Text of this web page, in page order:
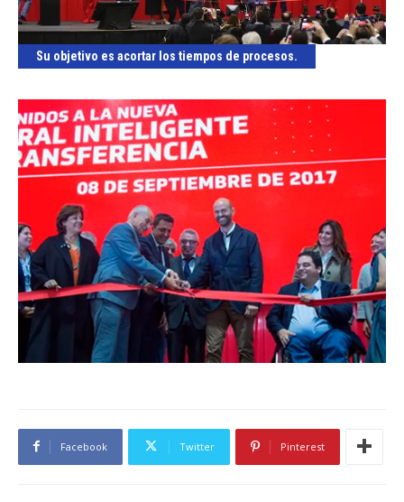
Su objetivo es acortar los tiempos de procesos.
Facebook Twitter Pinterest